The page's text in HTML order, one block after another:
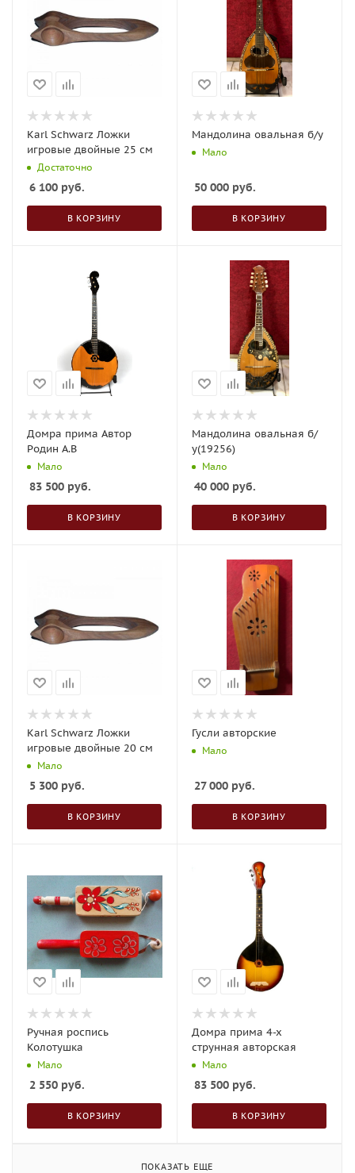
Karl Schwarz Ложки
игровые двойные 25 см
Достаточно
6 100 руб.
В КОРЗИНУ
Мандолина овальная б/у
Мало
50 000 руб.
В КОРЗИНУ
Домра прима Автор
Родин А.В
Мало
83 500 руб.
В КОРЗИНУ
Мандолина овальная б/
у(19256)
Мало
40 000 руб.
В КОРЗИНУ
Karl Schwarz Ложки
игровые двойные 20 см
Мало
5 300 руб.
В КОРЗИНУ
Гусли авторские
Мало
27 000 руб.
В КОРЗИНУ
Ручная роспись
Колотушка
Мало
2 550 руб.
В КОРЗИНУ
Домра прима 4-х
струнная авторская
Мало
83 500 руб.
В КОРЗИНУ
ПОКАЗАТЬ ЕЩЕ